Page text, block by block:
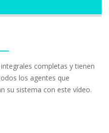
completas y tienen
los agentes que
su sistema con este vídeo.